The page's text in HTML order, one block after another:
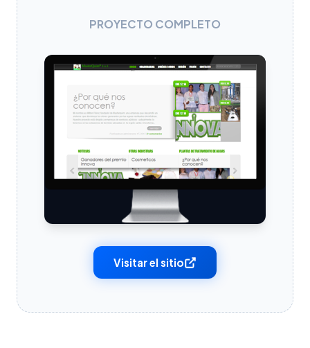
PROYECTO COMPLETO
Visitar el sitio